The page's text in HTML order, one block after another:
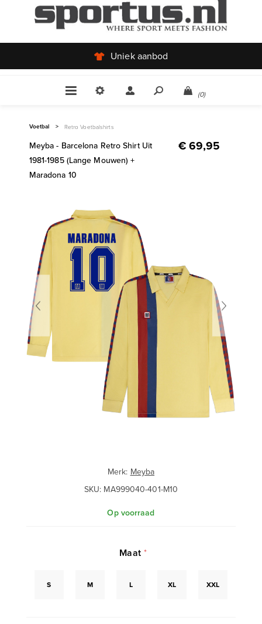
Uniek aanbod
(0)
Voetbal > Retro Voetbalshirts
Meyba - Barcelona Retro Shirt Uit
1981-1985 (Lange Mouwen) +
Maradona 10
€ 69,95
Merk: Meyba
SKU: MA999040-401-M10
Op voorraad
Maat*
S M L XL XXL